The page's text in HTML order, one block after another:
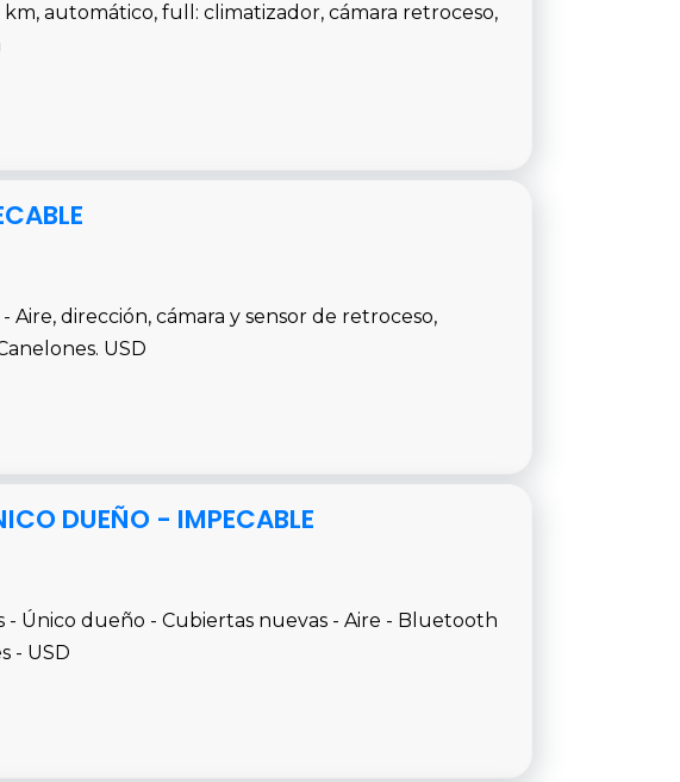
automático, full: climatizador, cámara retroceso,
Aire, dirección, cámara y sensor de retroceso,
USD
DUEÑO - IMPECABLE
- Único dueño - Cubiertas nuevas - Aire - Bluetooth
- USD